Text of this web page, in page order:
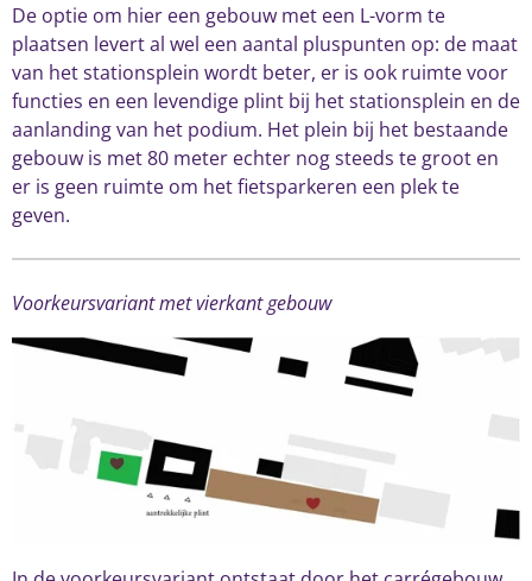
De optie om hier een gebouw met een L-vorm te
plaatsen levert al wel een aantal pluspunten op: de maat
van het stationsplein wordt beter, er is ook ruimte voor
functies en een levendige plint bij het stationsplein en de
aanlanding van het podium. Het plein bij het bestaande
gebouw is met 80 meter echter nog steeds te groot en
er is geen ruimte om het fietsparkeren een plek te
geven.
Voorkeursvariant met vierkant gebouw